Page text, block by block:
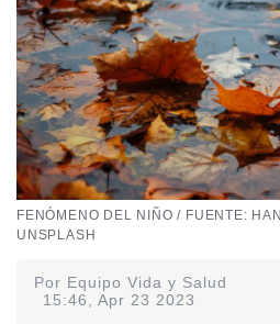
FENÓMENO DEL NIÑO / FUENTE:
UNSPLASH
Por Equipo Vida y Salud
15:46, Apr 23 2023